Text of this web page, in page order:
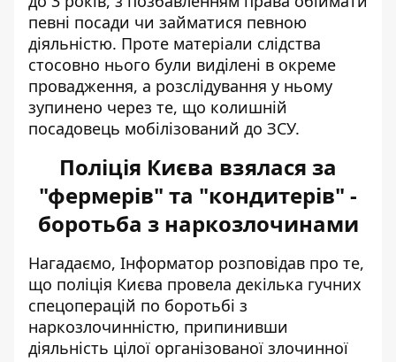
певні посади чи займатися певною
діяльністю. Проте матеріали слідства
стосовно нього були виділені в окреме
провадження, а розслідування у ньому
зупинено через те, що колишній
посадовець мобілізований до ЗСУ.
Поліція Києва взялася за
"фермерів" та "кондитерів" -
боротьба з наркозлочинами
Нагадаємо, Інформатор розповідав про те,
що поліція Києва провела декілька гучних
спецоперацій по боротьбі з
наркозлочинністю, припинивши
діяльність цілої організованої злочинної